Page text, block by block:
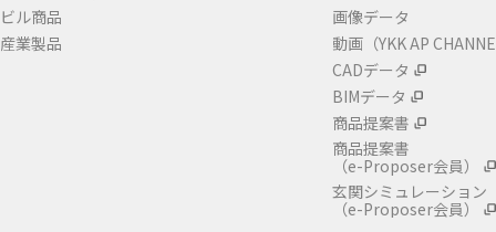
ビル商品
産業製品
画像データ
動画（YKK AP
CADデータ
BIMデータ
商品提案書
商品提案書
（e-Proposer会員）
玄関シミュレーション
（e-Proposer会員）